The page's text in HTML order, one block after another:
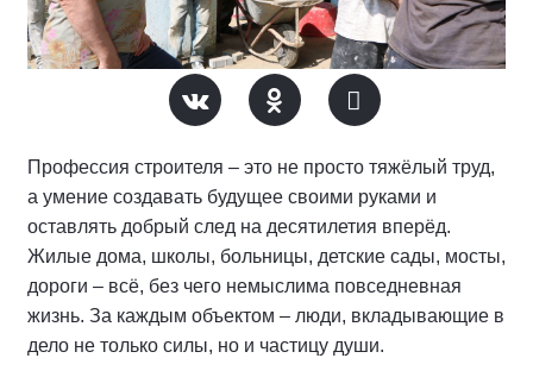
Профессия строителя – это не просто тяжёлый труд,
а умение создавать будущее своими руками и
оставлять добрый след на десятилетия вперёд.
Жилые дома, школы, больницы, детские сады, мосты,
дороги – всё, без чего немыслима повседневная
жизнь. За каждым объектом – люди, вкладывающие в
дело не только силы, но и частицу души.